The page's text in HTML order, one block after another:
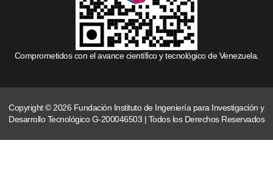
Comprometidos con el avance científico y tecnológico de Venezuela.
Copyright © 2026 Fundación Instituto de Ingeniería para Investigación y
Desarrollo Tecnológico G-200046503 | Todos los Derechos Reservados